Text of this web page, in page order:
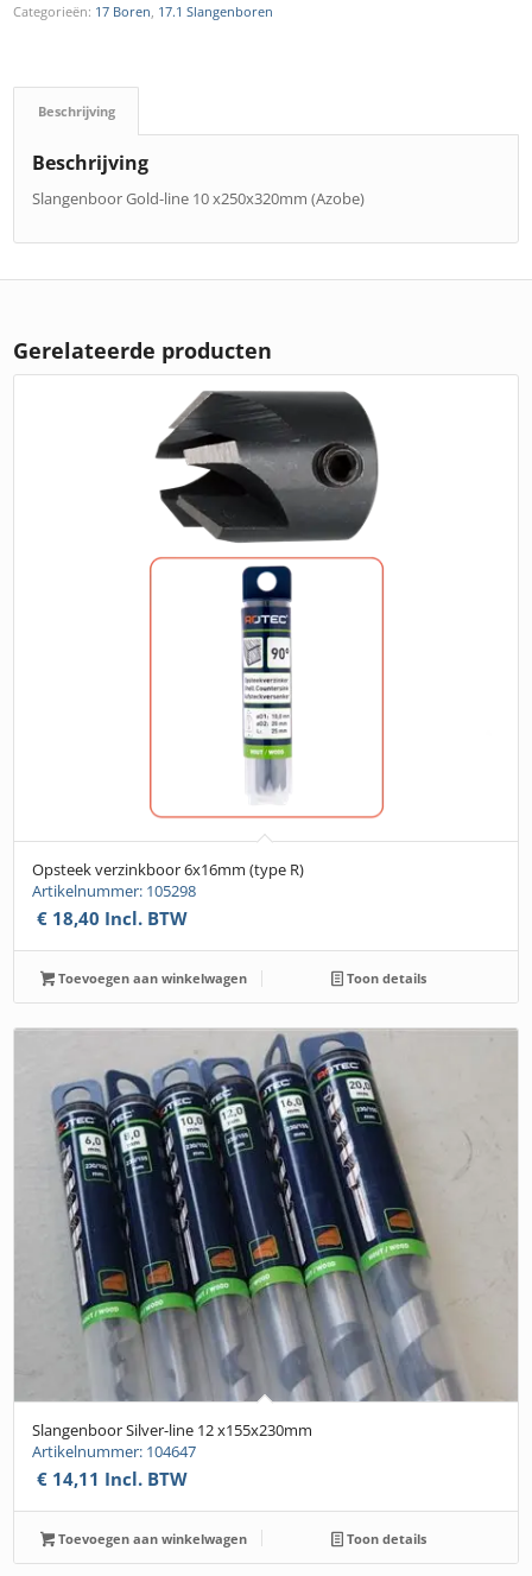
Categorieën: 17 Boren 17.1 Slangenboren
Beschrijving
Beschrijving
Slangenboor Gold-line 10 x250x320mm (Azobe)
Gerelateerde producten
Opsteek verzinkboor 6x16mm (type R)
Artikelnummer: 105298
€ 18,40 Incl. BTW
Toevoegen aan winkelwagen Toon details
Slangenboor Silver-line 12 x155x230mm
Artikelnummer: 104647
€ 14,11 Incl. BTW
Toevoegen aan winkelwagen Toon details